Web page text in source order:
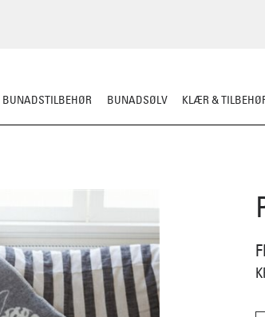
BUNADSTILBEHØR BUNADSØLV KLÆR &